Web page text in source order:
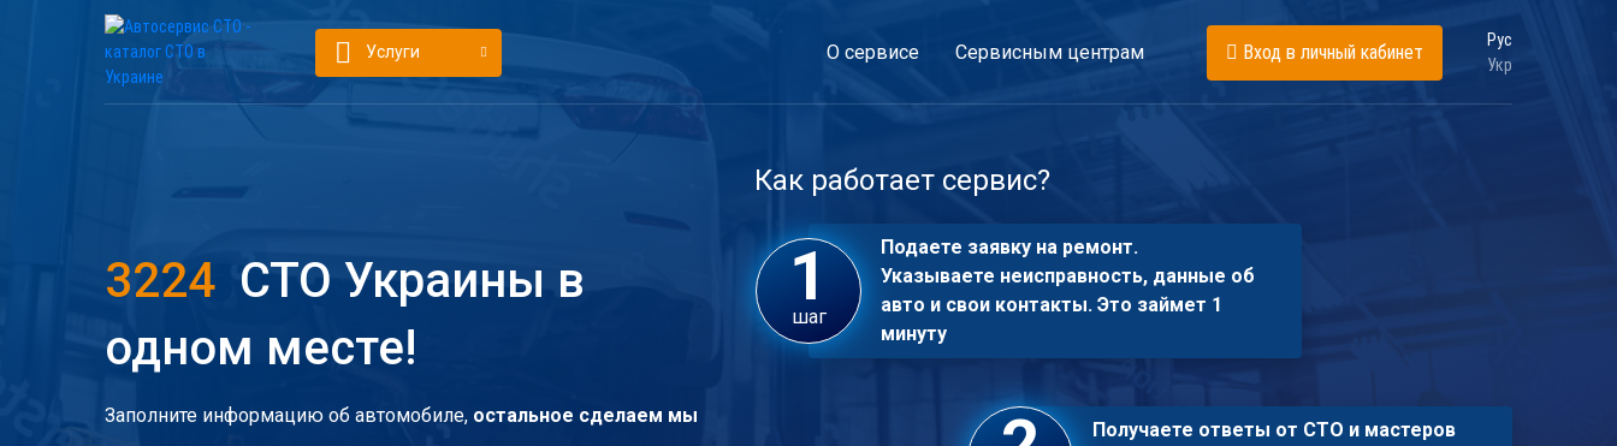
Услуги О сервисе Сервисным центрам Вход в личный кабинет
Рус
Укр
3224 СТО Украины в
одном месте!
Заполните информацию об автомобиле, остальное сделаем мы
Как работает сервис?
шаг
Подаете заявку на ремонт.
Указываете неисправность, данные об
авто и свои контакты. Это займет 1
минуту
Получаете ответы от СТО и мастеров